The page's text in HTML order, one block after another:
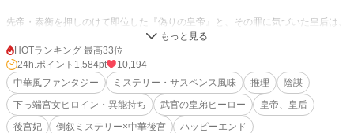
先帝・泰衡を押しのけて即位した『偽りの皇帝』と、その罪に気づいた皇后は、
毒杯の夜、密かに殺された。表向き、世継ぎができないことを気に病み、自ら命
を絶った『皇后自害事件』として片づけられた。
その夜半、後宮の片隅で叩き起こされたのは、皇后付き宮女・珠珠。
空間に残る“影の残像”が見える〈影残像視〉という、厄介な体質(能力)を持つ下
っ端宮女だ。
HOTランキング 最高33位
24h.ポイント 1,584pt
10,194
中華風ファンタジー
ミステリー・サスペンス風味 推理
陰謀
下っ端宮女ヒロイン・異能持ち
武官の皇弟ヒーロー
皇帝、皇后
後宮妃
倒叙ミステリー×中華後宮 ハッピーエンド